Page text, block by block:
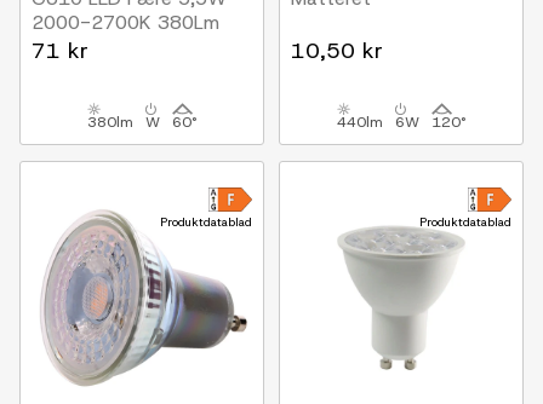
2000-2700K 380Lm
Ra97
71 kr
380lm W 60°
10,50 kr
440lm 6W 120°
Produktdatablad Produktdatablad